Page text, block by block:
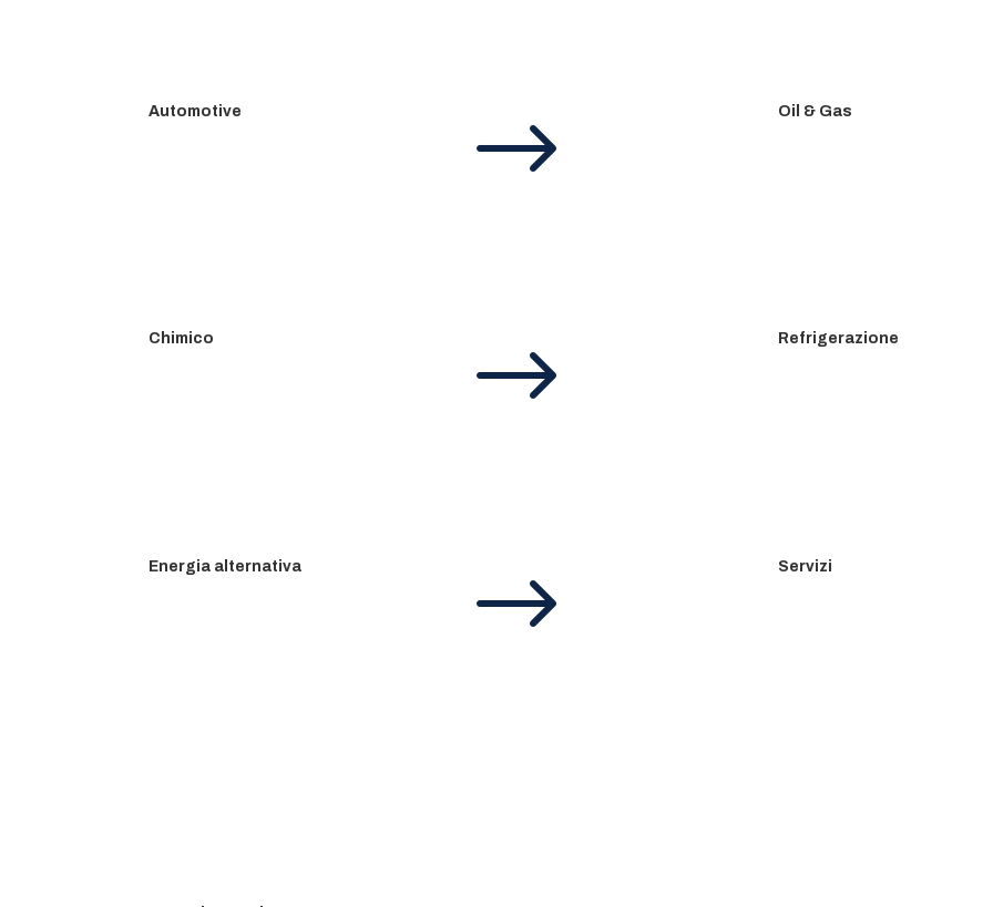
Automotive $ Oil & Gas
Chimico $ Refrigerazione
Energia alternativa $ Servizi